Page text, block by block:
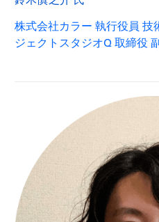
株式会社カラー 執行役員 技
ジェクトスタジオQ 取締役